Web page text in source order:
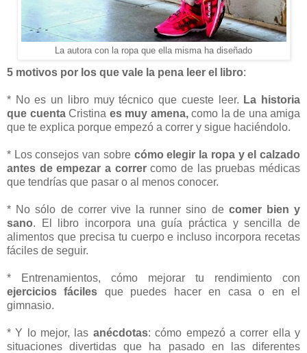
La autora con la ropa que ella misma ha diseñado
5 motivos por los que vale la pena leer el libro:
* No es un libro muy técnico que cueste leer. La historia
que cuentaCristina es muy amena,como la de una amiga
que te explica porque empezó a correr y sigue haciéndolo.
* Los consejos van sobre cómo elegir la ropa y el calzado
antes de empezar a corrercomo de las pruebas médicas
que tendrías que pasar o al menos conocer.
* No sólo de correr vive la runner sino de comer bien y
sano. El libro incorpora una guía práctica y sencilla de
alimentos que precisa tu cuerpo e incluso incorpora recetas
fáciles de seguir.
* Entrenamientos, cómo mejorar tu rendimiento con
ejercicios fáciles que puedes hacer en casa o en el
gimnasio.
* Y lo mejor, las anécdotas: cómo empezó a correr ella y
situaciones divertidas que ha pasado en las diferentes